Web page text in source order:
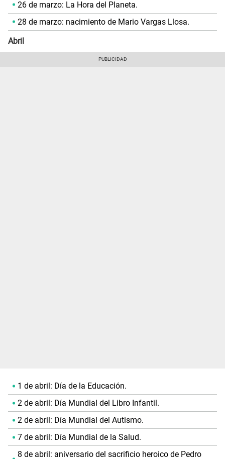
26 de marzo: La Hora del Planeta.
28 de marzo: nacimiento de Mario Vargas Llosa.
Abril
1 de abril: Día de la Educación.
2 de abril: Día Mundial del Libro Infantil.
2 de abril: Día Mundial del Autismo.
7 de abril: Día Mundial de la Salud.
8 de abril: aniversario del sacrificio heroico de Pedro